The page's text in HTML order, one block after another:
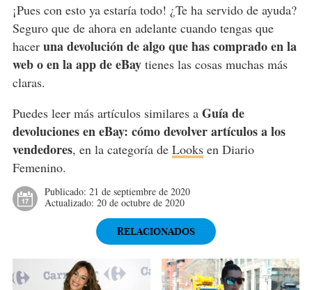
¡Pues con esto ya estaría todo! ¿Te ha servido de ayuda?
Seguro que de ahora en adelante cuando tengas que
hacer una devolución de algo que has comprado en la
web o en la app de eBaytienes las cosas muchas más
claras.
Puedes leer más artículos similares a Guía de
devoluciones en eBay: cómo devolver artículos a los
vendedores, en la categoría de Looksen Diario
Femenino.
Publicado: 21 de septiembre de 2020
Actualizado: 20 de octubre de 2020
RELACIONADOS